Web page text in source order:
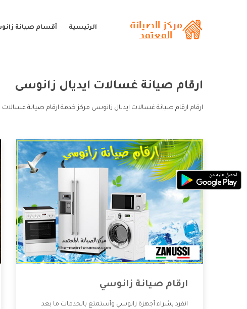
الرئيسية أقسام صيانة
ارقام صيانة غسالات ايديال زانوسى
ارقام ارقام صيانة غسالات ايديال زانوسى مركز خدمة ارقام صيانة
ارقام صيانة زانوسي
انفرد بشراء أجهزة زانوسي وأستمتع بالخدمات ما بعد